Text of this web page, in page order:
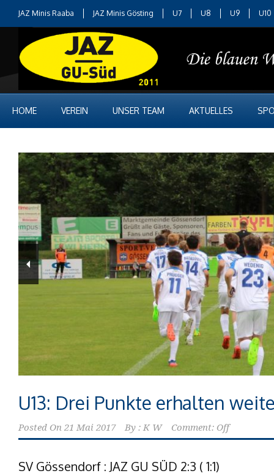
JAZ Minis Raaba JAZ Minis Gösting U7 U8 U9 U10
HOME VEREIN UNSER TEAM AKTUELLES
U13: Drei Punkte erhalten
Posted On 21 Mai 2017 By : K W Comment: Off
SV Gössendorf : JAZ GU SÜD 2:3 ( 1:1)